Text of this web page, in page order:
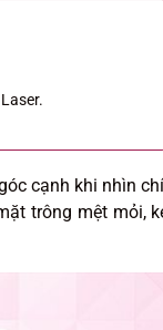
cạnh khi nhìn
trông mệt mỏi,